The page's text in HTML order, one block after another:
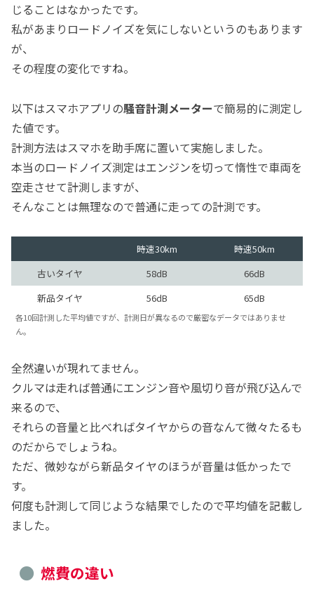
じることはなかったです。
私があまりロードノイズを気にしないというのもあります
が、
その程度の変化ですね。
以下はスマホアプリの騒音計測メーターで簡易的に測定し
た値です。
計測方法はスマホを助手席に置いて実施しました。
本当のロードノイズ測定はエンジンを切って惰性で車両を
空走させて計測しますが、
そんなことは無理なので普通に走っての計測です。
時速30km
時速50km
古いタイヤ
58dB
66dB
新品タイヤ
56dB 65dB
各10回計測した平均値ですが、計測日が異なるので厳密なデータではありませ
ん。
全然違いが現れてません。
クルマは走れば普通にエンジン音や風切り音が飛び込んで
来るので、
それらの音量と比べればタイヤからの音なんて微々たるも
のだからでしょうね。
ただ、微妙ながら新品タイヤのほうが音量は低かったで
す。
何度も計測して同じような結果でしたので平均値を記載し
ました。
燃費の違い